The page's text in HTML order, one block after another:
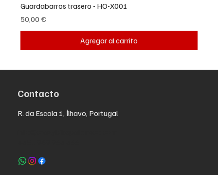
Guardabarros trasero - HO-X001
Precio
50,00 €
Agregar al carrito
Contacto
R. da Escola 1, Ílhavo, Portugal